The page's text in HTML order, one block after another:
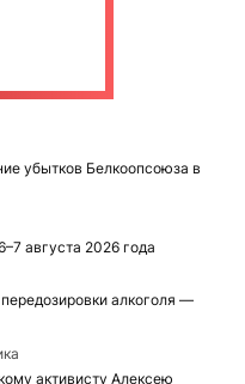
убытков Белкоопсоюза в
августа 2026 года
алкоголя —
активисту Алексею